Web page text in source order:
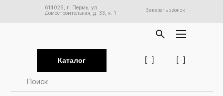
614026, г. Пермь, ул.
Домостроительная, д. 33, к. 1
[ ] [ ]
Заказать звонок
Каталог